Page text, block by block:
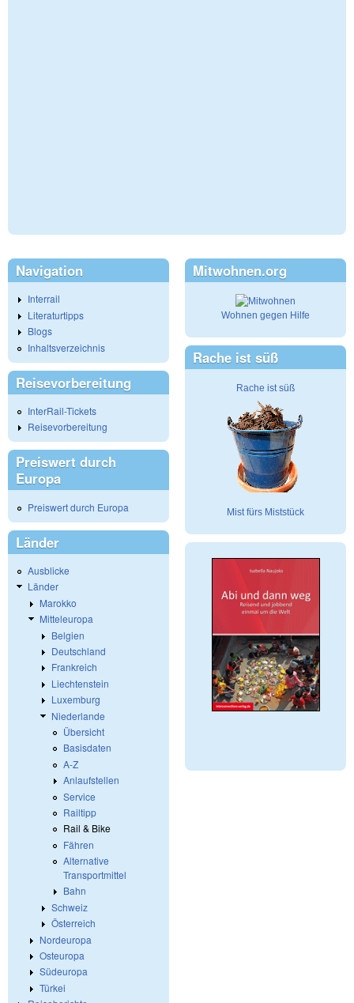
Navigation
Interrail
Literaturtipps
Blogs
Inhaltsverzeichnis
Reisevorbereitung
InterRail-Tickets
Reisevorbereitung
Preiswert durch
Europa
Preiswert durch Europa
Länder
Ausblicke
Länder
Marokko
Mitteleuropa
Belgien
Deutschland
Frankreich
Liechtenstein
Luxemburg
Niederlande
Übersicht
Basisdaten
A-Z
Anlaufstellen
Service
Railtipp
Rail & Bike
Fähren
Alternative
Transportmittel
Bahn
Schweiz
Österreich
Nordeuropa
Osteuropa
Südeuropa
Türkei
Mitwohnen.org
Wohnen gegen Hilfe
Rache ist süß
Rache ist süß
Mist fürs Miststück